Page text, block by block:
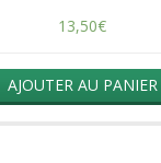
13,50€
AJOUTER AU PANIER